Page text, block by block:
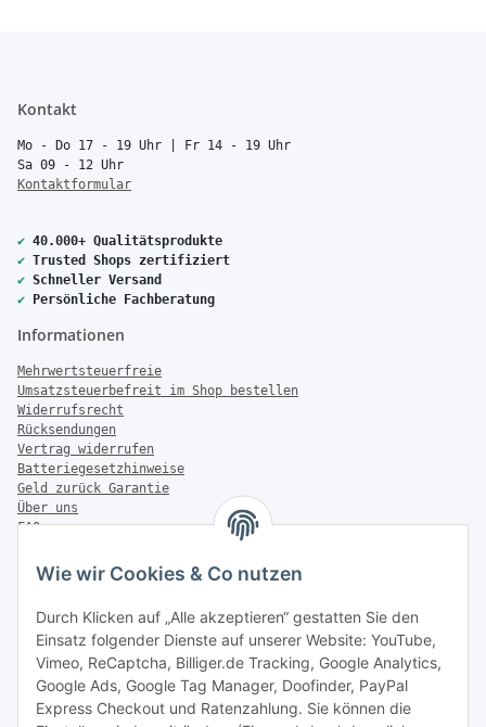
Wie wir Cookies & Co nutzen
Durch Klicken auf „Alle akzeptieren“ gestatten Sie den
Einsatz folgender Dienste auf unserer Website: YouTube,
Vimeo, ReCaptcha, Billiger.de Tracking, Google Analytics,
Google Ads, Google Tag Manager, Doofinder, PayPal
Express Checkout und Ratenzahlung. Sie können die
Kontakt
Mo - Do 17 - 19 Uhr | Fr 14 - 19 Uhr
Sa 09 - 12 Uhr
Kontaktformular
✔ 40.000+ Qualitätsprodukte
✔ Trusted Shops zertifiziert
✔ Schneller Versand
✔ Persönliche Fachberatung
Informationen
Mehrwertsteuerfreie
Umsatzsteuerbefreit im Shop bestellen
Widerrufsrecht
Rücksendungen
Vertrag widerrufen
Batteriegesetzhinweise
Geld zurück Garantie
Über uns
FAQ
Zahlung & Versand
Versandinformationen